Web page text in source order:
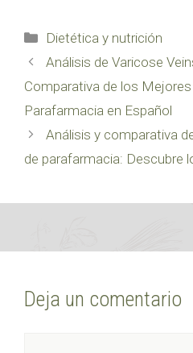
Categorías
Dietética y nutrición
Análisis de Varicose
Comparativa de los
Parafarmacia en Español
Análisis y comparativa
de parafarmacia: Descubre
Deja un comentario